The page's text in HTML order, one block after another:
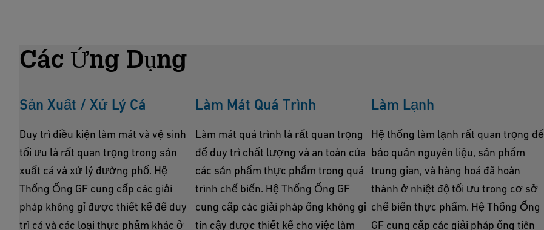
Các Ứng Dụng
Sản Xuất / Xử Lý Cá
Duy trì điều kiện làm mát và vệ sinh
tối ưu là rất quan trọng trong sản
xuất cá và xử lý đường phố. Hệ
Thống Ống GF cung cấp các giải
pháp không gỉ được thiết kế để duy
trì cá và các loại thực phẩm khác ở
Làm Mát Quá Trình
Làm mát quá trình là rất quan trọng
để duy trì chất lượng và an toàn của
các sản phẩm thực phẩm trong quá
trình chế biến. Hệ Thống Ống GF
cung cấp các giải pháp ống không gỉ
tin cậy được thiết kế cho việc làm
Làm Lạnh
Hệ thống làm lạnh rất quan trọng để
bảo quản nguyên liệu, sản phẩm
trung gian, và hàng hoá đã hoàn
thành ở nhiệt độ tối ưu trong cơ sở
chế biến thực phẩm. Hệ Thống Ống
GF cung cấp các giải pháp ống tiên